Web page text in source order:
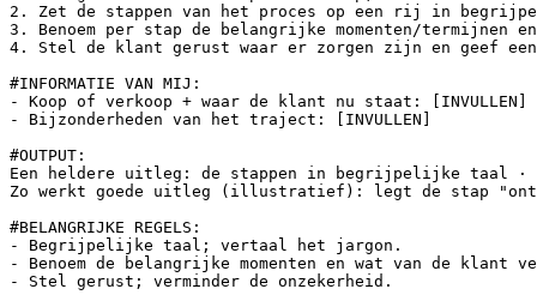
2. Zet de stappen van het proces op een rij in
3. Benoem per stap de belangrijke momenten/termijnen
4. Stel de klant gerust waar er zorgen zijn en geef
#INFORMATIE VAN MIJ:
- Koop of verkoop + waar de klant nu staat: [INVULLEN]
- Bijzonderheden van het traject: [INVULLEN]
#OUTPUT:
Een heldere uitleg: de stappen in begrijpelijke taal ·
Zo werkt goede uitleg (illustratief): legt de stap
#BELANGRIJKE REGELS:
- Begrijpelijke taal; vertaal het jargon.
- Benoem de belangrijke momenten en wat van de klant
- Stel gerust; verminder de onzekerheid.